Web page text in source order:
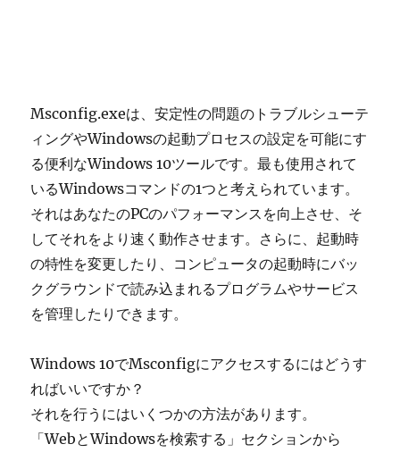
Msconfig.exeは、安定性の問題のトラブルシューテ
ィングやWindowsの起動プロセスの設定を可能にす
る便利なWindows 10ツールです。最も使用されて
いるWindowsコマンドの1つと考えられています。
それはあなたのPCのパフォーマンスを向上させ、そ
してそれをより速く動作させます。さらに、起動時
の特性を変更したり、コンピュータの起動時にバッ
クグラウンドで読み込まれるプログラムやサービス
を管理したりできます。
Windows 10でMsconfigにアクセスするにはどうす
ればいいですか？
それを行うにはいくつかの方法があります。
「WebとWindowsを検索する」セクションから